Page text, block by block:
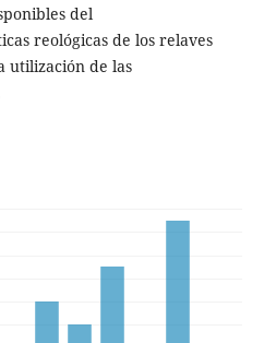
del
reológicas de los relaves
utilización de las